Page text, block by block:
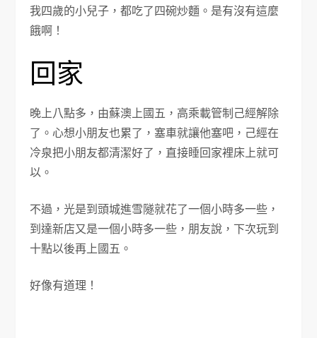
我四歲的小兒子，都吃了四碗炒麵。是有沒有這麼
餓啊！
回家
晚上八點多，由蘇澳上國五，高乘載管制己經解除
了。心想小朋友也累了，塞車就讓他塞吧，己經在
冷泉把小朋友都清潔好了，直接睡回家裡床上就可
以。
不過，光是到頭城進雪隧就花了一個小時多一些，
到達新店又是一個小時多一些，朋友說，下次玩到
十點以後再上國五。
好像有道理！